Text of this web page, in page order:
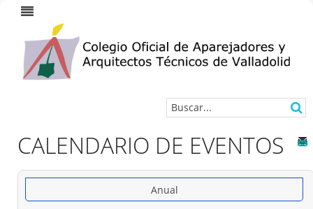
CALENDARIO DE EVENTOS
Anual